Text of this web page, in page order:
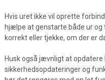
Hvis uret ikke vil oprette
hjælpe at genstarte både ur
korrekt eller tjekke, om der er
Husk også jævnligt at
sikkerhedsopdateringer og